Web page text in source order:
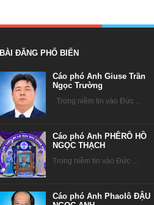
BÀI ĐĂNG PHỔ BIẾN
Cáo phó Anh Giuse Trần
Ngọc Trường
Trong niềm tin vào Đức ...
Cáo phó Anh PHÊRÔ HỒ
NGỌC THẠCH
Trong niềm tin vào Đức ...
Cáo phó Anh Phaolô ĐẬU